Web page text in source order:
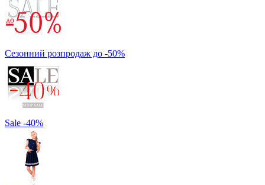
Сезонний розпродаж до -50%
Sale -40%